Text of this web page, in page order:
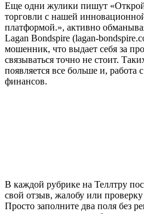
Еще одни жулики пишут
торговли с нашей
платформой.», активно
Lagan Bondspire (lagan-
мошенник, что выдает себя за
связываться точно не стоит.
появляется все больше и,
финансов.
В каждой рубрике на Теллтру
свой отзыв, жалобу или проверку
Просто заполните два поля без